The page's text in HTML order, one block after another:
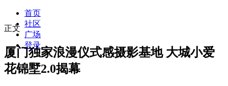
首页
社区
广场
登录
正文
厦门独家浪漫仪式感摄影基地 大城小爱
花锦墅2.0揭幕